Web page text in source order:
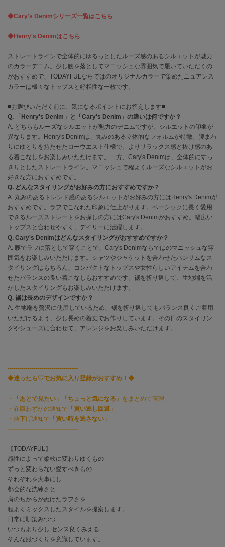
コンバース
ダンスキン
エイミー イストワール
emmi
エミ
emmi atelier
エミ アトリエ
emmi yoga
エミヨガ
ETRÉ TOKYO
エトレトウキョウ
ey
アイ
FILA
フィラ
FRAY I.D
フレイアイディー
ジェラート ピケ
GELATO PIQUE CAT&DOG
gelato pique Sleep
ジェラート ピケ スリープ
GRAMICCI
グラミチ
Henon.
へノン
◆Cary's Denimシリーズ一覧はこちら
◆Henry's Denimはこちら
ストレートラインで全体的にゆるっとしたルーズ感のあるシルエットが魅力
のカラーデニム。少し腰を落としてマニッシュな雰囲気で履いていただくの
がおすすめで、TODAYFULならではのオリジナルカラーで染めたニュアンス
カラーは様々なトップスと好相性な一枚です。
■お選びいただく前に、気になるポイントにお答えします■
Q. 「Henry's Denim」と「Cary's Denim」の違いは何ですか？
A. どちらもルーズなシルエットが魅力のデニムですが、シルエットの印象が
異なります。Henry's Denimは、丸みのある立体的なフォルムが特徴。腰まわ
りにゆとりを持たせたローウエスト仕様で、よりリラックス感と抜け感のあ
る着こなしをお楽しみいただけます。一方、Cary's Denimは、全体的にすっ
きりとしたストレートライン。マニッシュで程よくルーズなシルエットがお
好きな方におすすめです。
Q. どんなスタイリングがお好みの方におすすめですか？
A. 丸みのあるトレンド感のあるシルエットがお好みの方にはHenry's Denimが
おすすめです。ラフでこなれた印象に仕上がります。ベーシックに長く愛用
できるルーズストレートをお探しの方にはCary's Denimがおすすめ。幅広い
トップスと合わせやすく、デイリーに活躍します。
Q. Cary's Denimはどんなスタイリングがおすすめですか？
A. 腰でラフに落として穿くことで、Cary's Denimならではのマニッシュな雰
囲気をお楽しみいただけます。シャツやジャケットを合わせたハンサムなス
タイリングはもちろん、コンパクトなトップスや女性らしいアイテムを合わ
せたバランスの良い着こなしもおすすめです。裾を折り返して、生地端を活
かしたスタイリングもお楽しみいただけます。
Q. 裾は長めのデザインですか？
A. 生地端を贅沢に使用しているため、裾を折り返してもバランス良くご着用
いただけるよう、少し長めの着丈でお作りしています。その日のスタイリン
グやシューズに合わせて、アレンジをお楽しみいただけます。
-----------------------------------
◆迷ったら♡でお気に入り登録がおすすめ！◆
・ 「あとで見たい」「ちょっと気になる」 をまとめて管理
・在庫わずかの通知で 「買い逃し回避」
・値下げ通知で 「買い時を逃さない」
-----------------------------------
【TODAYFUL】
感性によって柔軟に変わりゆくもの
ずっと変わらない愛すべきもの
それぞれを大事にし
都会的な洗練さと
肩のちからがぬけたラフさを
程よくミックスしたスタイルを提案します。
日常に馴染みつつ
いつもより少し センス良くみえる
そんな服づくりを意識しています。